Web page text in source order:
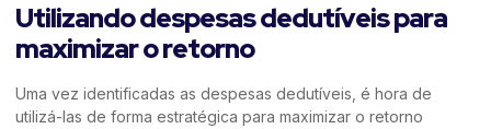
Utilizando despesas dedutíveis para
maximizar o retorno
Uma vez identificadas as despesas dedutíveis, é hora de
utilizá-las de forma estratégica para maximizar o retorno